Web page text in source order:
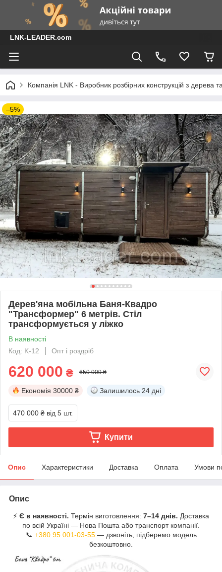
LNK-LEADER.com
Компанія LNK - Виробник розбірних конструкцій з дерева
–5%
Дерев'яна мобільна Баня-Квадро
"Трансформер" 6 метрів. Стіл
трансформується у ліжко
В наявності
Код: K-12
Опт і роздріб
620 000 ₴ 650 000 ₴
Економія 30000 ₴ Залишилось 24 дні
470 000 ₴ від 5 шт.
Купити
Опис Характеристики Доставка Оплата Умови
Опис
⚡ Є в наявності. Термін виготовлення: 7–14 днів. Доставка
по всій Україні — Нова Пошта або транспорт компанії.
📞 +380 95 001-03-55— дзвоніть, підберемо модель
безкоштовно.